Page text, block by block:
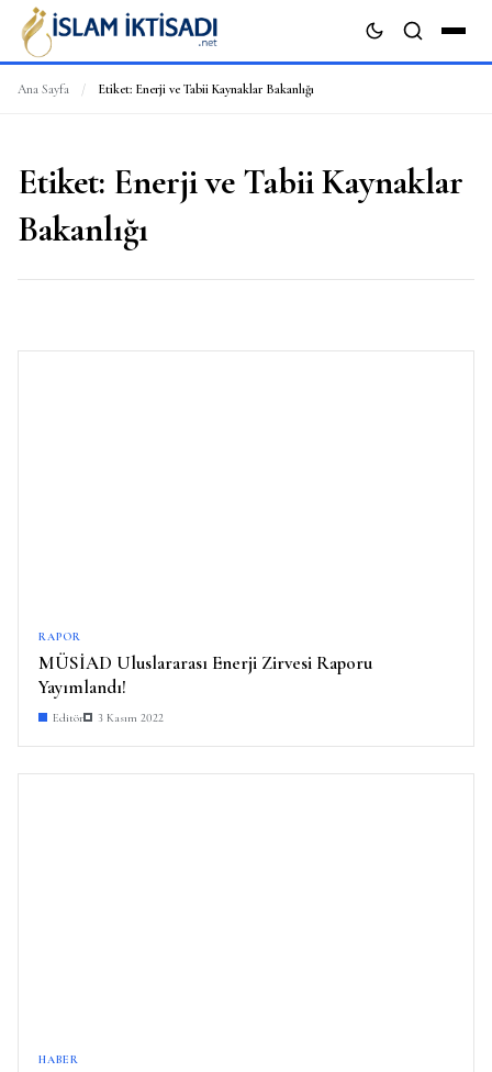
Ana Sayfa / Etiket: Enerji ve Tabii Kaynaklar Bakanlığı
Etiket: Enerji ve Tabii Kaynaklar
Bakanlığı
RAPOR
MÜSİAD Uluslararası Enerji Zirvesi Raporu
Yayımlandı!
Editör 3 Kasım 2022
HABER